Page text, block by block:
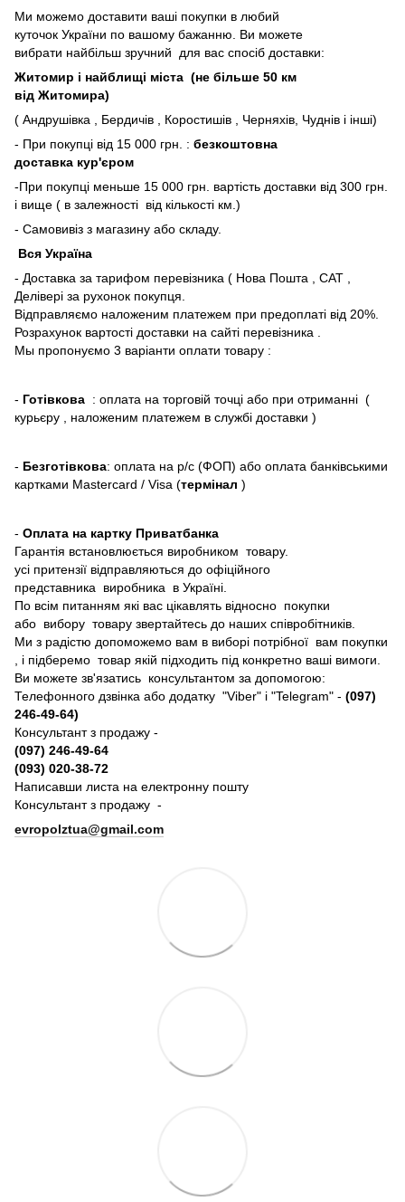
Ми можемо доставити ваші покупки в любий
куточок України по вашому бажанню. Ви можете
вибрати найбільш зручний для вас спосіб доставки:
Житомир і найблищі міста (не більше 50 км
від Житомира)
( Андрушівка , Бердичів , Коростишів , Черняхів, Чуднів і інші)
- При покупці від 15 000 грн. : безкоштовна
доставка кур'єром
-При покупці меньше 15 000 грн. вартість доставки від 300 грн.
і вище ( в залежності від кількості км.)
- Самовивіз з магазину або складу.
Вся Україна
- Доставка за тарифом перевізника ( Нова Пошта , САТ ,
Делівері за рухонок покупця.
Відправляємо наложеним платежем при предоплаті від 20%.
Розрахунок вартості доставки на сайті перевізника .
Мы пропонуємо 3 варіанти оплати товару :
- Готівкова : оплата на торговій точці або при отриманні (
курьєру , наложеним платежем в службі доставки )
- Безготівкова: оплата на р/с (ФОП) або оплата банківськими
картками Mastercard / Visa (термінал )
- Оплата на картку Приватбанка
Гарантія встановлюється виробником товару.
усі притензії відправляються до офіційного
представника виробника в Україні.
По всім питанням які вас цікавлять відносно покупки
або вибору товару звертайтесь до наших співробітників.
Ми з радістю допоможемо вам в виборі потрібної вам покупки
, і підберемо товар якій підходить під конкретно ваші вимоги.
Ви можете зв'язатись консультантом за допомогою:
Телефонного дзвінка або додатку "Viber" і "Telegram" - (097)
246-49-64)
Консультант з продажу -
(097) 246-49-64
(093) 020-38-72
Написавши листа на електронну пошту
Консультант з продажу -
evropolztua@gmail.com